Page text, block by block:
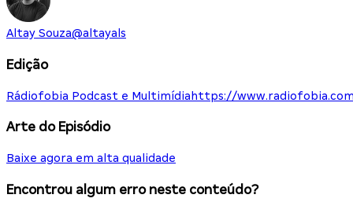
Altay Souza@altayals
Edição
Rádiofobia Podcast e Multimídia https://
Arte do Episódio
Baixe agora em alta qualidade
Encontrou algum erro neste conteúdo?